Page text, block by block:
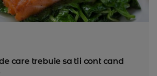
care trebuie sa tii cont cand